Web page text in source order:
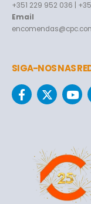
+351 229 952 036 |
Email
SIGA-NOS NAS